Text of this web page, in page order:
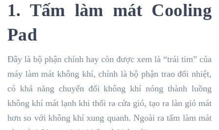
1. Tấm làm mát Cooling
Pad
Đây là bộ phận chính hay còn được xem là “trái tim” của
máy làm mát không khí, chính là bộ phận trao đổi nhiệt,
có khả năng chuyển đổi không khí nóng thành luồng
không khí mát lạnh khi thổi ra cửa gió, tạo ra làn gió mát
hơn so với không khí xung quanh. Ngoài ra tấm làm mát